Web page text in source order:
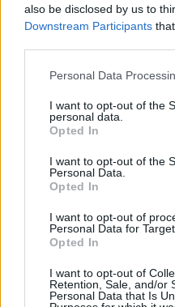
also be disclosed by us to
Downstream Participants
Please note that this
not limited to your visit or
grant or deny consent to
use your data for below
consent section.
Personal Data
I want to opt-out of the
personal data.
Opted In
I want to opt-out of the
Personal Data.
Opted In
I want to opt-out of
Personal Data for
Opted In
I want to opt-out of
Retention, Sale, and/or
Personal Data that Is
NECROLOGIE
Mario Malu
Martina